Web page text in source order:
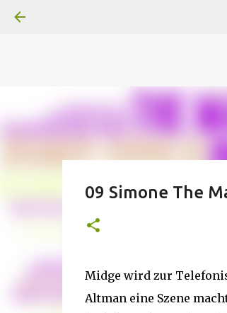
Superheldenserien
09 Simone The
Midge wird zur
Altman eine Szene